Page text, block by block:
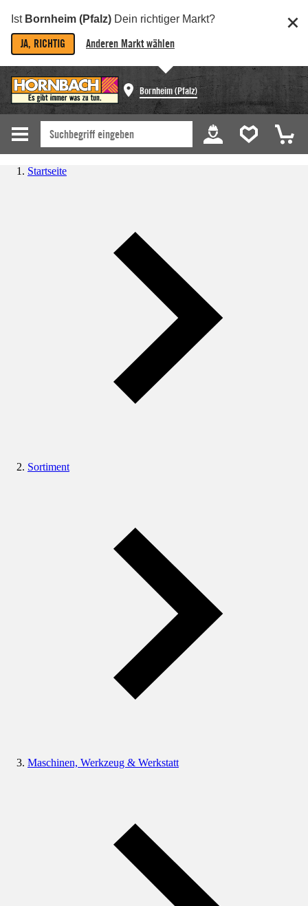
Ist Bornheim (Pfalz) Dein richtiger Markt?
JA, RICHTIG Anderen Markt wählen
Bornheim (Pfalz)
Startseite
Sortiment
Maschinen, Werkzeug & Werkstatt